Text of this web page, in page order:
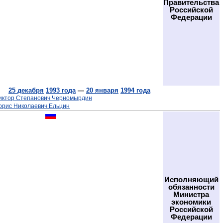
Правительства
Российской
Федерации
25 декабря 1993 года— 20 января 1994 года
Степанович Черномырдин
Николаевич Ельцин
Исполняющий
обязанности
Министра
экономики
Российской
Федерации